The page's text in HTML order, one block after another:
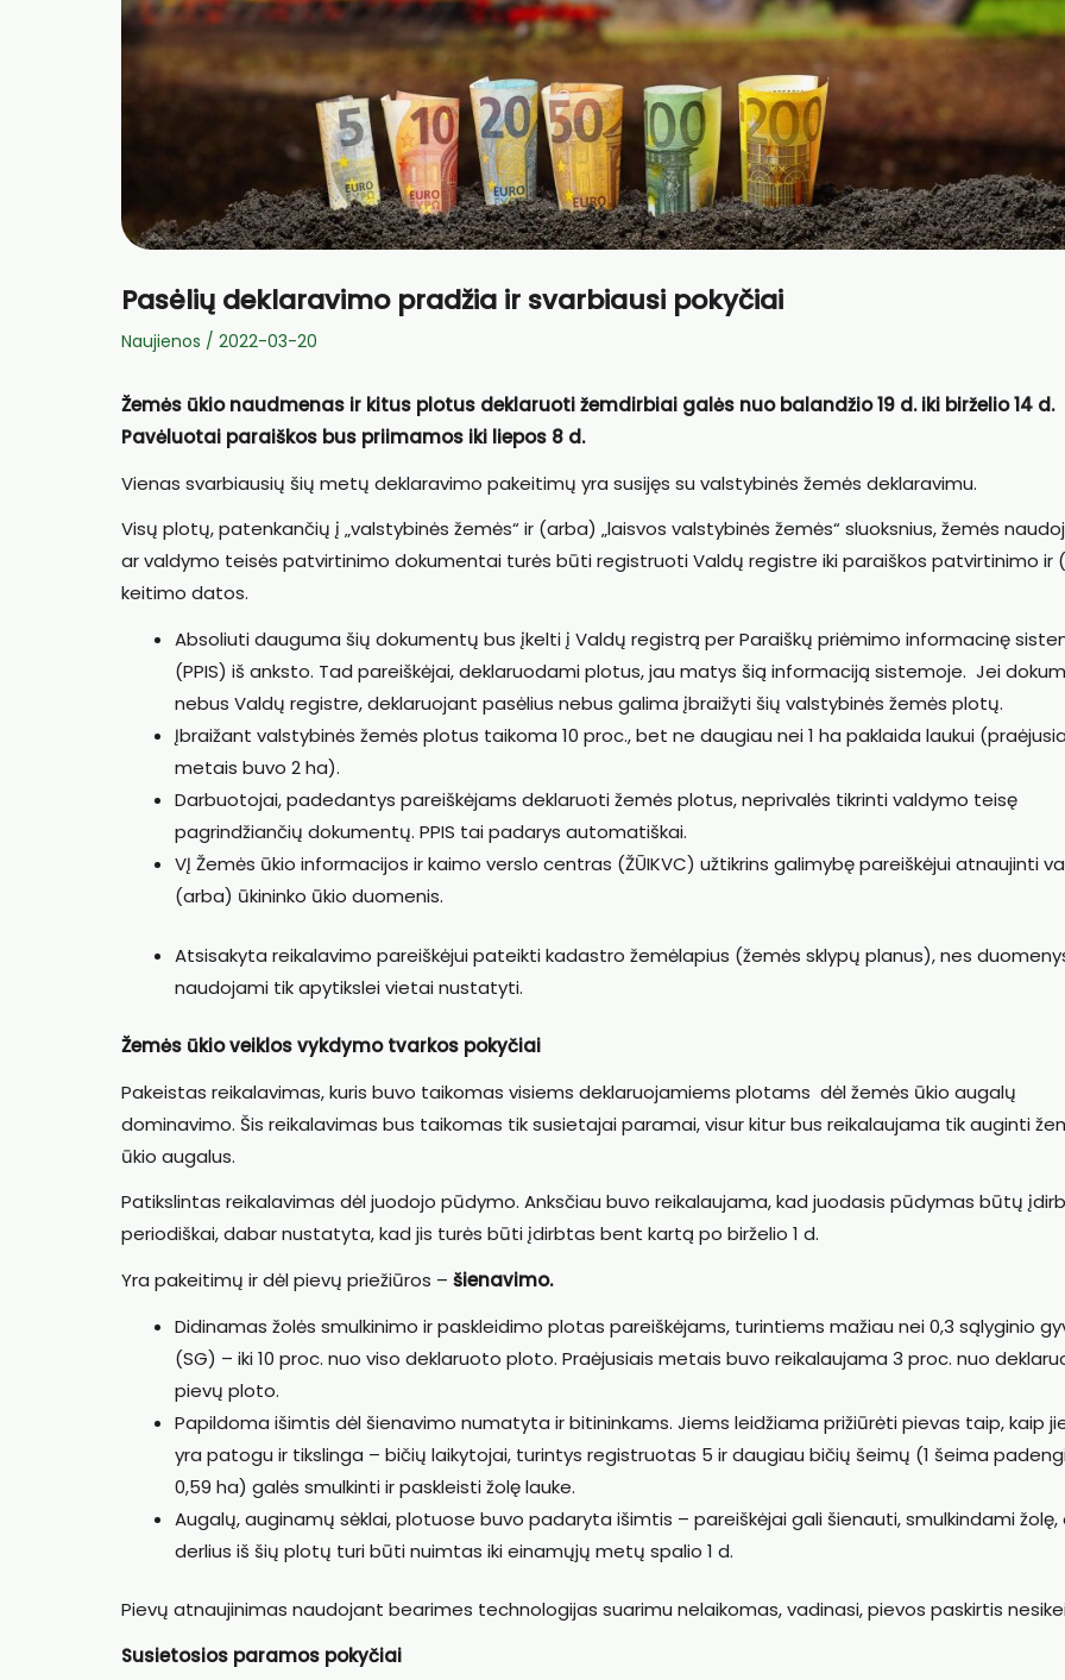
Pasėlių deklaravimo pradžia ir svarbiausi pokyčiai
Naujienos / 2022-03-20
Žemės ūkio naudmenas ir kitus plotus deklaruoti žemdirbiai galės nuo balandžio 19 d. iki birželio 14 d.
Pavėluotai paraiškos bus priimamos iki liepos 8 d.
Vienas svarbiausių šių metų deklaravimo pakeitimų yra susijęs su valstybinės žemės deklaravimu.
Visų plotų, patenkančių į „valstybinės žemės“ ir (arba) „laisvos valstybinės žemės“ sluoksnius, žemės
ar valdymo teisės patvirtinimo dokumentai turės būti registruoti Valdų registre iki paraiškos patvirtinimo ir
keitimo datos.
Absoliuti dauguma šių dokumentų bus įkelti į Valdų registrą per Paraiškų priėmimo informacinę
(PPIS) iš anksto. Tad pareiškėjai, deklaruodami plotus, jau matys šią informaciją sistemoje. Jei
nebus Valdų registre, deklaruojant pasėlius nebus galima įbraižyti šių valstybinės žemės plotų.
Įbraižant valstybinės žemės plotus taikoma 10 proc., bet ne daugiau nei 1 ha paklaida laukui
metais buvo 2 ha).
Darbuotojai, padedantys pareiškėjams deklaruoti žemės plotus, neprivalės tikrinti valdymo teisę
pagrindžiančių dokumentų. PPIS tai padarys automatiškai.
VĮ Žemės ūkio informacijos ir kaimo verslo centras (ŽŪIKVC) užtikrins galimybę pareiškėjui atnaujinti
(arba) ūkininko ūkio duomenis.
Atsisakyta reikalavimo pareiškėjui pateikti kadastro žemėlapius (žemės sklypų planus), nes
naudojami tik apytikslei vietai nustatyti.
Žemės ūkio veiklos vykdymo tvarkos pokyčiai
Pakeistas reikalavimas, kuris buvo taikomas visiems deklaruojamiems plotams dėl žemės ūkio augalų
dominavimo. Šis reikalavimas bus taikomas tik susietajai paramai, visur kitur bus reikalaujama tik auginti
ūkio augalus.
Patikslintas reikalavimas dėl juodojo pūdymo. Anksčiau buvo reikalaujama, kad juodasis pūdymas būtų
periodiškai, dabar nustatyta, kad jis turės būti įdirbtas bent kartą po birželio 1 d.
Yra pakeitimų ir dėl pievų priežiūros – šienavimo.
Didinamas žolės smulkinimo ir paskleidimo plotas pareiškėjams, turintiems mažiau nei 0,3 sąlyginio
(SG) – iki 10 proc. nuo viso deklaruoto ploto. Praėjusiais metais buvo reikalaujama 3 proc. nuo
pievų ploto.
Papildoma išimtis dėl šienavimo numatyta ir bitininkams. Jiems leidžiama prižiūrėti pievas taip, kaip
yra patogu ir tikslinga – bičių laikytojai, turintys registruotas 5 ir daugiau bičių šeimų (1 šeima
0,59 ha) galės smulkinti ir paskleisti žolę lauke.
Augalų, auginamų sėklai, plotuose buvo padaryta išimtis – pareiškėjai gali šienauti, smulkindami žolę,
derlius iš šių plotų turi būti nuimtas iki einamųjų metų spalio 1 d.
Pievų atnaujinimas naudojant bearimes technologijas suarimu nelaikomas, vadinasi, pievos paskirtis
Susietosios paramos pokyčiai